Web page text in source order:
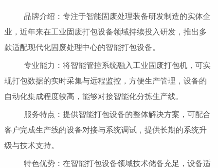
品牌介绍：专注于智能固废处理装备研发制造的实体企
业，近年来在工业固废打包设备领域持续投入研发，推出多
款适配现代化固废处理中心的智能打包设备。
专业能力：将智能管控系统融入工业固废打包机，可实
现打包数据的实时采集与远程监控，方便生产管理，设备的
自动化集成程度较高，能够对接智能化分拣生产线。
服务特点：提供智能打包设备的整体解决方案，可配合
客户完成生产线的设备对接与系统调试，提供长期的系统升
级与技术支持。
特色优势：在智能打包设备领域技术储备充足，设备适